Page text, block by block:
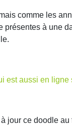
comme les
présentes à une
est aussi en ligne
jour ce doodle